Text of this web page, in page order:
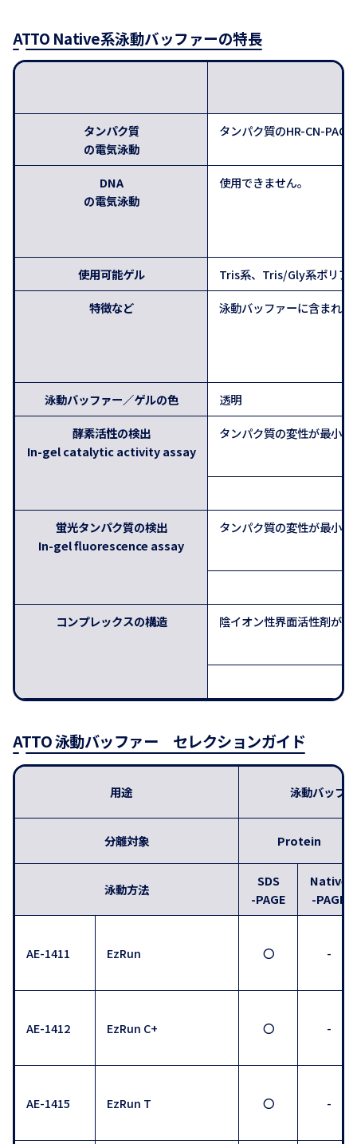
ATTO Native系泳動バッファーの特長
タンパク質
の電気泳動
タンパク質のHR-CN-
DNA
の電気泳動
使用できません。
使用可能ゲル
Tris系、Tris/Gly系ポリア
特徴など
泳動バッファーに含まれ
泳動バッファー／ゲルの色
透明
酵素活性の検出
In-gel catalytic activity assay
タンパク質の変性が最小
蛍光タンパク質の検出
In-gel fluorescence assay
タンパク質の変性が最小
コンプレックスの構造 陰イオン性界面活性剤が
ATTO 泳動バッファー セレクションガイド
用途 泳動バッフ
分離対象 Protein
泳動方法
SDS
-PAGE
Native
-PAGE
AE-1411 EzRun 〇 -
AE-1412 EzRun C+ 〇 -
AE-1415 EzRun T 〇 -